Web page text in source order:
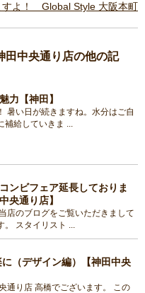
すよ！ Global Style 大阪本町
田中央通り店の他の記
力【神田】
暑い日が続きますね。水分はご自
給していきま ...
ンビフェア延長しておりま
通り店】
店のブログをご覧いただきまして
スタイリスト ...
（デザイン編）【神田中央
通り店 高橋でございます。 この